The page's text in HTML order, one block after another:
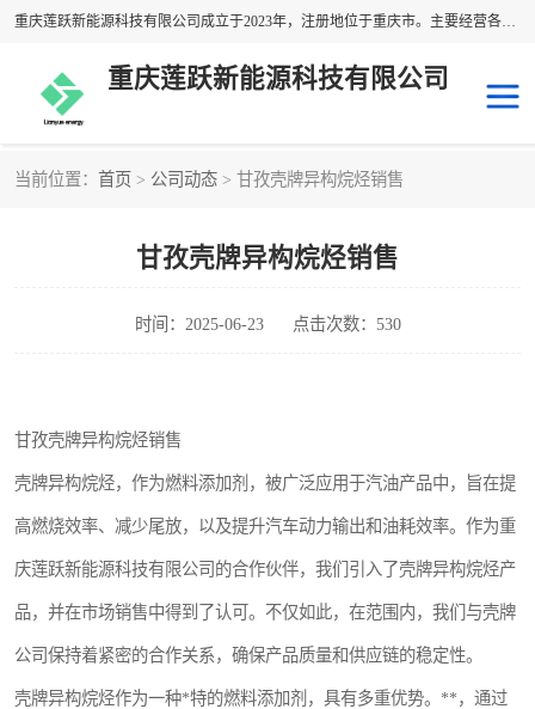
重庆莲跃新能源科技有限公司成立于2023年，注册地位于重庆市。主要经营各种溶剂油产品；经营范围包括：专业保洁、清洗、消毒服务，化工产品销售，建筑装饰材料销售，日用百货销售，橡胶制品销售，塑料制品销售，金属材料销售，五金产品零售，电工仪器仪表销售，通讯设备销售，办公用品销售，电子产品销售，石油制品销售，润滑油销售，技术进出口，货物进出口，电子元器件与机电组件设备销售等。
重庆莲跃新能源科技有限公司
当前位置： 首页 > 公司动态 > 甘孜壳牌异构烷烃销售
甘孜壳牌异构烷烃销售
时间：2025-06-23 点击次数：530
甘孜壳牌异构烷烃销售
壳牌异构烷烃，作为燃料添加剂，被广泛应用于汽油产品中，旨在提
高燃烧效率、减少尾放，以及提升汽车动力输出和油耗效率。作为重
庆莲跃新能源科技有限公司的合作伙伴，我们引入了壳牌异构烷烃产
品，并在市场销售中得到了认可。不仅如此，在范围内，我们与壳牌
公司保持着紧密的合作关系，确保产品质量和供应链的稳定性。
壳牌异构烷烃作为一种*特的燃料添加剂，具有多重优势。**，通过
韩国GS异构烷烃 国产异构烷烃
埃克森美孚异构烷烃 壳牌异构烷烃
国产脱芳烃
芳烃溶剂 美孚芳烃
国产芳烃 工业清洗剂